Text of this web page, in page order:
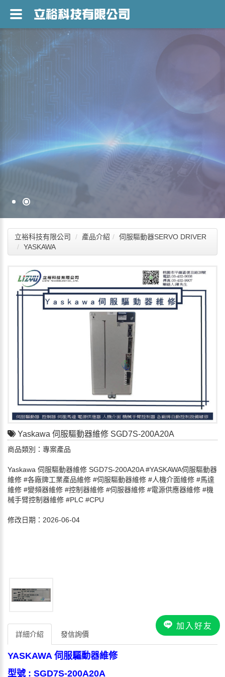
加入好友
立裕科技有限公司 產品介紹
伺服驅動器SERVO DRIVER
YASKAWA
Yaskawa 伺服驅動器維修 SGD7S-200A20A
商品類別：專案產品
Yaskawa 伺服驅動器維修 SGD7S-200A20A #YASKAWA伺服驅動器
維修 #各廠牌工業產品維修 #伺服驅動器維修 #人機介面維修 #馬達
維修 #變頻器維修 #控制器維修 #伺服器維修 #電源供應器維修 #機
械手臂控制器維修 #PLC #CPU
修改日期：2026-06-04
詳細介紹 發信詢價
YASKAWA 伺服驅動器維修
型號 : SGD7S-200A20A